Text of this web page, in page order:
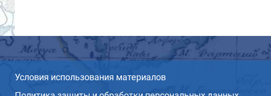
Условия использования материалов